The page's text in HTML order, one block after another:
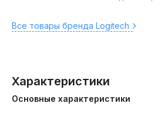
Все товары бренда Logitech
Характеристики
Основные характеристики